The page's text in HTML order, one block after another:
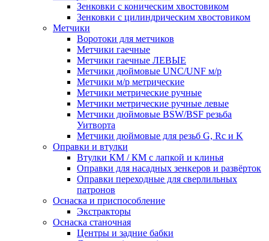
Зенковки с коническим хвостовиком
Зенковки с цилиндрическим хвостовиком
Метчики
Воротоки для метчиков
Метчики гаечные
Метчики гаечные ЛЕВЫЕ
Метчики дюймовые UNC/UNF м/р
Метчики м/р метрические
Метчики метрические ручные
Метчики метрические ручные левые
Метчики дюймовые BSW/BSF резьба
Уитворта
Метчики дюймовые для резьб G, Rc и K
Оправки и втулки
Втулки КМ / КМ с лапкой и клинья
Оправки для насадных зенкеров и развёрток
Оправки переходные для сверлильных
патронов
Оснаска и приспособление
Экстракторы
Оснаска станочная
Центры и задние бабки